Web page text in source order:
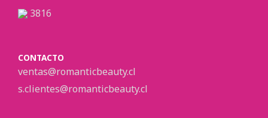
3816
CONTACTO
ventas@romanticbeauty.cl
s.clientes@romanticbeauty.cl